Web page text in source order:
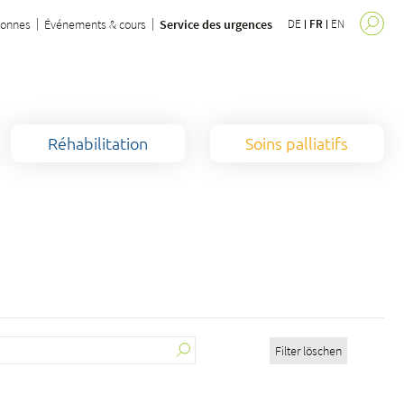
Événements & cours Service des urgences DE FR EN
Réhabilitation Soins palliatifs
Filter löschen